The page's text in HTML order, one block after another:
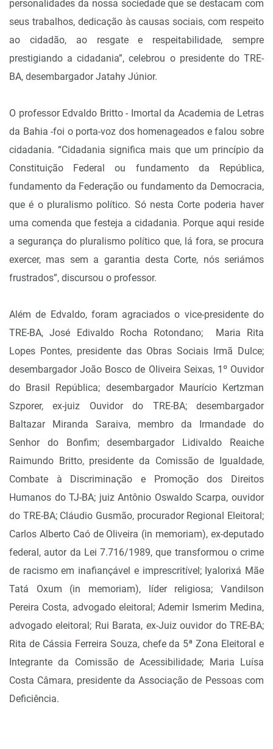
personalidades da nossa sociedade que se destacam com
seus trabalhos, dedicação às causas sociais, com respeito
ao cidadão, ao resgate e respeitabilidade, sempre
prestigiando a cidadania”, celebrou o presidente do TRE-
BA, desembargador Jatahy Júnior.
O professor Edvaldo Britto - Imortal da Academia de Letras
da Bahia -foi o porta-voz dos homenageados e falou sobre
cidadania. “Cidadania significa mais que um princípio da
Constituição Federal ou fundamento da República,
fundamento da Federação ou fundamento da Democracia,
que é o pluralismo político. Só nesta Corte poderia haver
uma comenda que festeja a cidadania. Porque aqui reside
a segurança do pluralismo político que, lá fora, se procura
exercer, mas sem a garantia desta Corte, nós seriámos
frustrados”, discursou o professor.
Além de Edvaldo, foram agraciados o vice-presidente do
TRE-BA, José Edivaldo Rocha Rotondano; Maria Rita
Lopes Pontes, presidente das Obras Sociais Irmã Dulce;
desembargador João Bosco de Oliveira Seixas, 1º Ouvidor
do Brasil República; desembargador Maurício Kertzman
Szporer, ex-juiz Ouvidor do TRE-BA; desembargador
Baltazar Miranda Saraiva, membro da Irmandade do
Senhor do Bonfim; desembargador Lidivaldo Reaiche
Raimundo Britto, presidente da Comissão de Igualdade,
Combate à Discriminação e Promoção dos Direitos
Humanos do TJ-BA; juiz Antônio Oswaldo Scarpa, ouvidor
do TRE-BA; Cláudio Gusmão, procurador Regional Eleitoral;
Carlos Alberto Caó de Oliveira (in memoriam), ex-deputado
federal, autor da Lei 7.716/1989, que transformou o crime
de racismo em inafiançável e imprescritível; Iyalorixá Mãe
Tatá Oxum (in memoriam), líder religiosa; Vandilson
Pereira Costa, advogado eleitoral; Ademir Ismerim Medina,
advogado eleitoral; Rui Barata, ex-Juiz ouvidor do TRE-BA;
Rita de Cássia Ferreira Souza, chefe da 5ª Zona Eleitoral e
Integrante da Comissão de Acessibilidade; Maria Luísa
Costa Câmara, presidente da Associação de Pessoas com
Deficiência.